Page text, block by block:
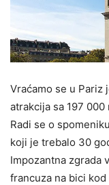
Vraćamo se u Pariz
atrakcija sa 197
Radi se o
koji je trebalo 30
Impozantna zgrada
francuza na bici